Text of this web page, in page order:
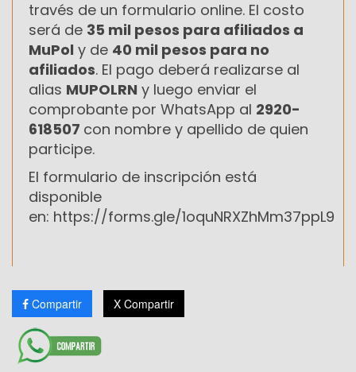
través de un formulario online. El costo
será de 35 mil pesos para afiliados a
MuPol y de 40 mil pesos para no
afiliados. El pago deberá realizarse al
alias MUPOLRN y luego enviar el
comprobante por WhatsApp al 2920-
618507 con nombre y apellido de quien
participe.
El formulario de inscripción está
disponible
en: https://forms.gle/1oquNRXZhMm37ppL9
Compartir X Compartir